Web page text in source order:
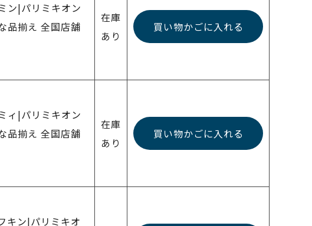
ン|パリミキオン
品揃え 全国店舗
在庫
あり
買い物かごに入れる
ィ|パリミキオン
品揃え 全国店舗
在庫
あり
買い物かごに入れる
キン|パリミキオ